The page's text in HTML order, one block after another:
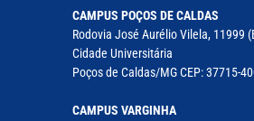
CAMPUS POÇOS DE CALDAS
Rodovia José Aurélio Vilela, 11999
Cidade Universitária
Poços de Caldas/MG CEP: 37715-
CAMPUS VARGINHA